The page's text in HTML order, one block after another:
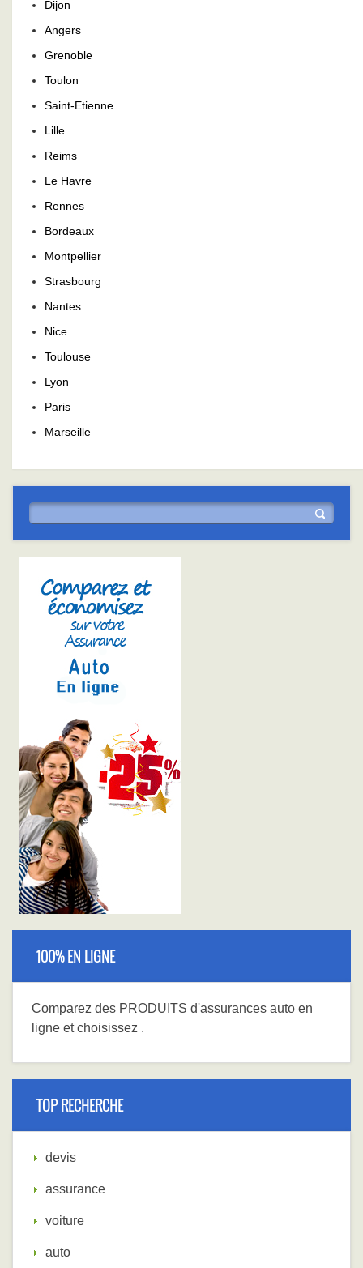
Dijon
Angers
Grenoble
Toulon
Saint-Etienne
Lille
Reims
Le Havre
Rennes
Bordeaux
Montpellier
Strasbourg
Nantes
Nice
Toulouse
Lyon
Paris
Marseille
100% EN LIGNE
Comparez des PRODUITS d'assurances auto en
ligne et choisissez .
TOP RECHERCHE
devis
assurance
voiture
auto